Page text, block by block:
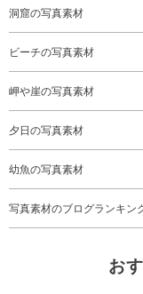
洞窟の写真素材
ビーチの写真素材
岬や崖の写真素材
夕日の写真素材
幼魚の写真素材
写真素材のブログランキン
お